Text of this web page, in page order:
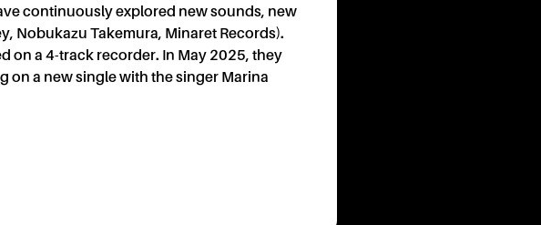
continuously explored new sounds, new
Nobukazu Takemura, Minaret Records).
on a 4-track recorder. In May 2025, they
on a new single with the singer Marina